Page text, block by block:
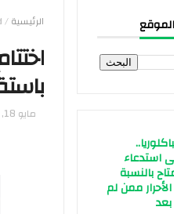
استدعاء
بالنسبة
ممن لم
الرئيسية/
باستقطاب
مايو 18, 2026